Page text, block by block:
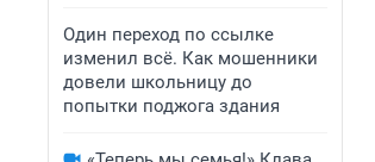
Один переход по ссылке
изменил всё. Как мошенники
довели школьницу до
попытки поджога здания